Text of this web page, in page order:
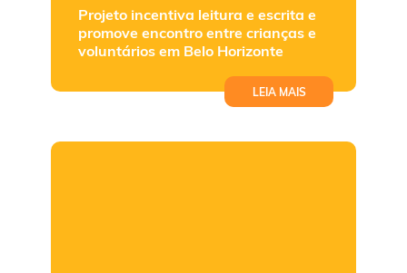
Projeto incentiva leitura e escrita e
promove encontro entre crianças e
voluntários em Belo Horizonte
LEIA MAIS